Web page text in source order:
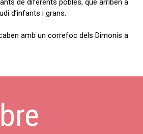
de diferents pobles, que arriben a
d’infants i grans.
amb un correfoc dels Dimonis a